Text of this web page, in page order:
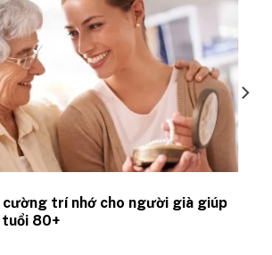
trí nhớ cho người già giúp
tuổi 80+